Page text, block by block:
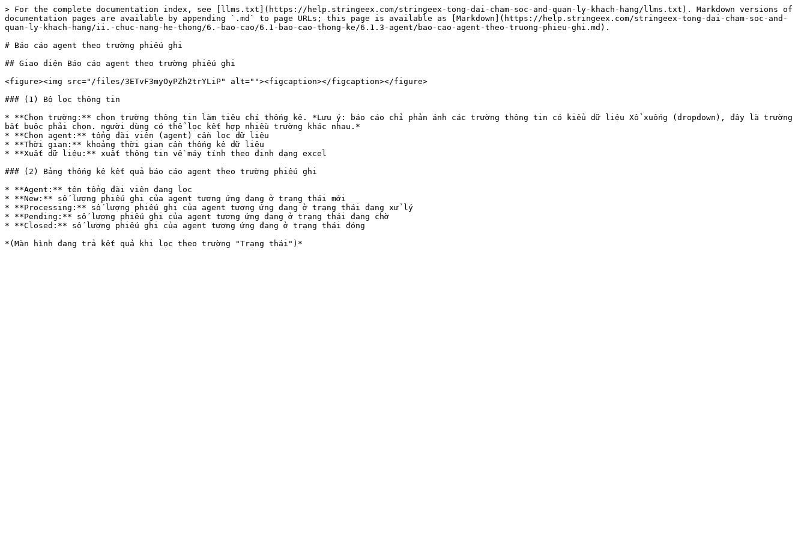
> For the complete documentation index, see [llms.txt](https://help.stringeex.com/stringeex-tong-dai-cham-soc-and-quan-ly-khach-hang/llms.txt). Markdown versions of
documentation pages are available by appending `.md` to page URLs; this page is available as [Markdown](https://help.stringeex.com/stringeex-tong-dai-cham-soc-and-
quan-ly-khach-hang/ii.-chuc-nang-he-thong/6.-bao-cao/6.1-bao-cao-thong-ke/6.1.3-agent/bao-cao-agent-theo-truong-phieu-ghi.md).
# Báo cáo agent theo trường phiếu ghi
## Giao diện Báo cáo agent theo trường phiếu ghi
<figure><img src="/files/3ETvF3myOyPZh2trYLiP" alt=""><figcaption></figcaption></figure>
### (1) Bộ lọc thông tin
* **Chọn trường:** chọn trường thông tin làm tiêu chí thống kê. *Lưu ý: báo cáo chỉ phản ánh các trường thông tin có kiểu dữ liệu Xổ xuống (dropdown), đây là trường
bắt buộc phải chọn. người dùng có thể lọc kết hợp nhiều trường khác nhau.*
* **Chọn agent:** tổng đài viên (agent) cần lọc dữ liệu
* **Thời gian:** khoảng thời gian cần thống kê dữ liệu
* **Xuất dữ liệu:** xuất thông tin về máy tính theo định dạng excel
### (2) Bảng thống kê kết quả báo cáo agent theo trường phiếu ghi
* **Agent:** tên tổng đài viên đang lọc
* **New:** số lượng phiếu ghi của agent tương ứng đang ở trạng thái mới
* **Processing:** số lượng phiếu ghi của agent tương ứng đang ở trạng thái đang xử lý
* **Pending:** số lượng phiếu ghi của agent tương ứng đang ở trạng thái đang chờ
* **Closed:** số lượng phiếu ghi của agent tương ứng đang ở trạng thái đóng